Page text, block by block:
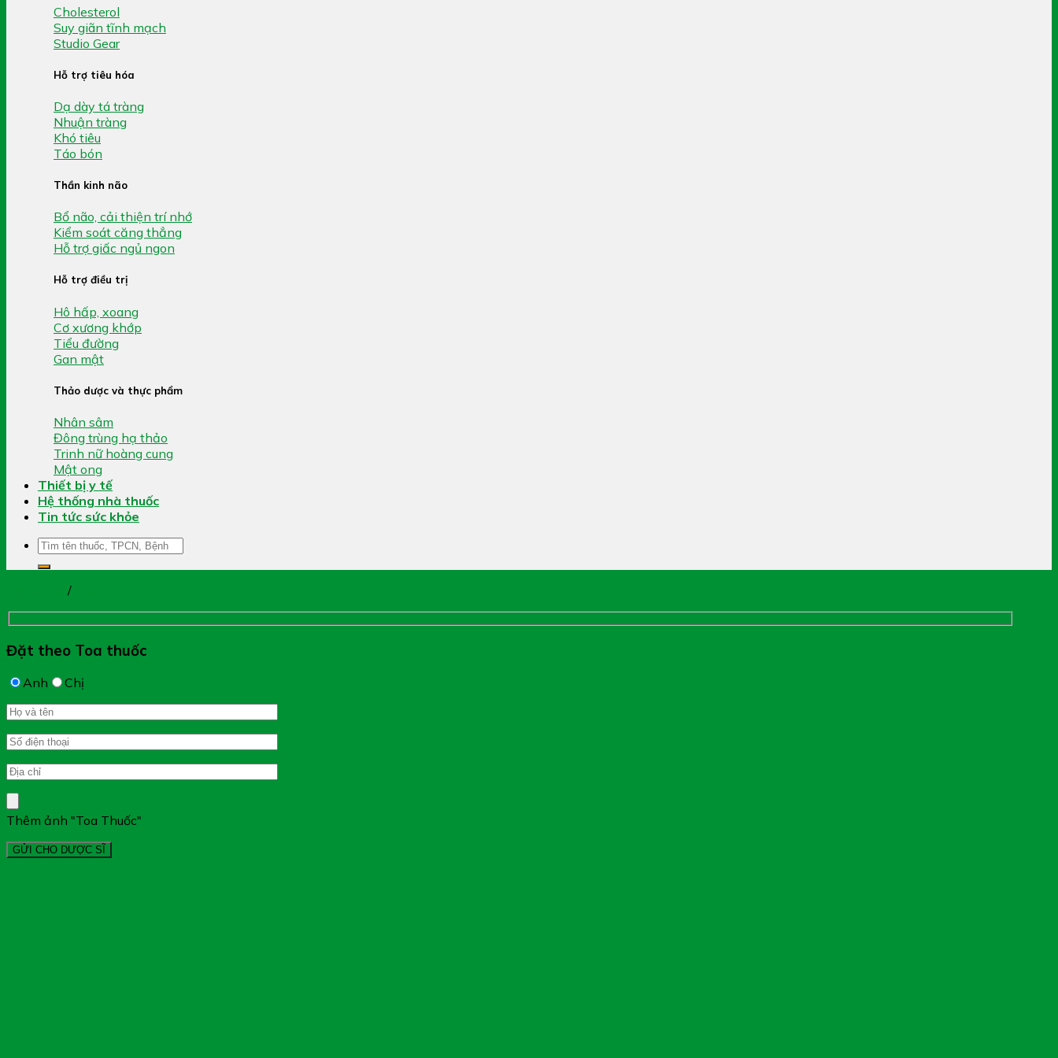
Cholesterol
Suy giãn tĩnh mạch
Studio Gear
Hỗ trợ tiêu hóa
Dạ dày tá tràng
Nhuận tràng
Khó tiêu
Táo bón
Thần kinh não
Bổ não, cải thiện trí nhớ
Kiểm soát căng thẳng
Hỗ trợ giấc ngủ ngon
Hỗ trợ điều trị
Hô hấp, xoang
Cơ xương khớp
Tiểu đường
Gan mật
Thảo dược và thực phẩm
Nhân sâm
Đông trùng hạ thảo
Trinh nữ hoàng cung
Mật ong
Thiết bị y tế
Hệ thống nhà thuốc
Tin tức sức khỏe
Tìm
kiếm:
/
Đặt theo Toa thuốc
Anh Chị
Thêm ảnh "Toa Thuốc"